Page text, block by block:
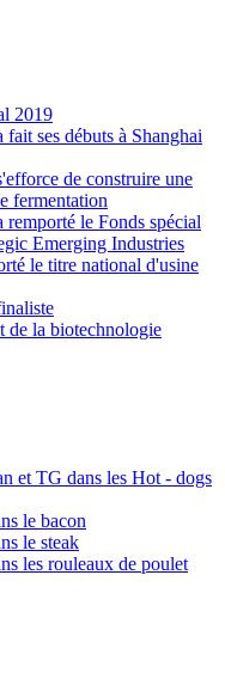
2019
ses débuts à Shanghai
de construire une
fermentation
le Fonds spécial
Emerging Industries
le titre national d'usine
de la biotechnologie
et TG dans les Hot - dogs
le bacon
le steak
les rouleaux de poulet